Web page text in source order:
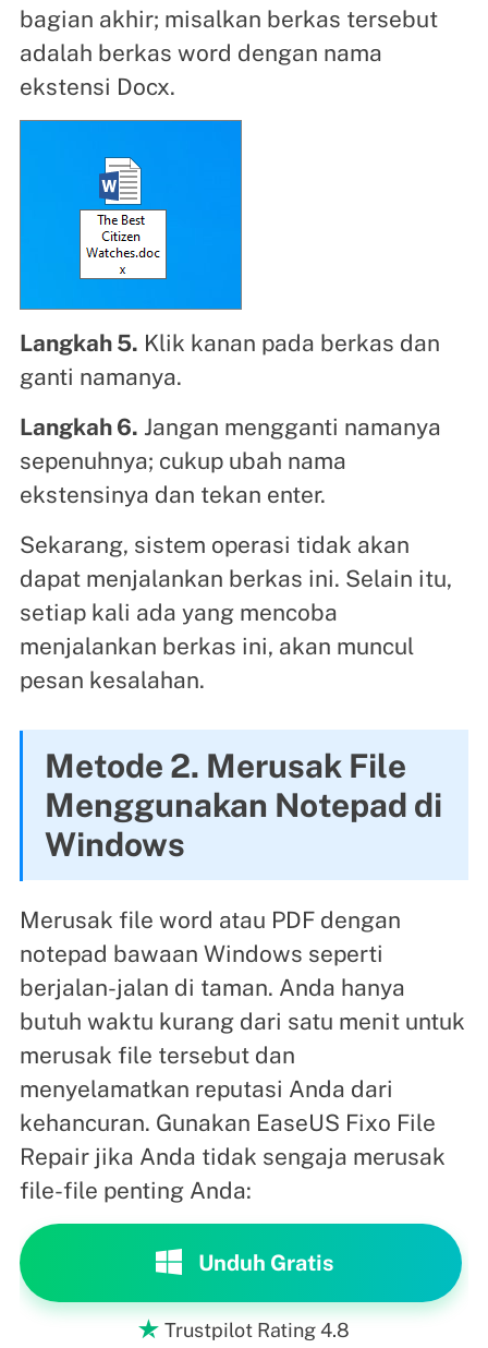
bagian akhir; misalkan berkas tersebut
adalah berkas word dengan nama
ekstensi Docx.
Langkah 5. Klik kanan pada berkas dan
ganti namanya.
Langkah 6. Jangan mengganti namanya
sepenuhnya; cukup ubah nama
ekstensinya dan tekan enter.
Sekarang, sistem operasi tidak akan
dapat menjalankan berkas ini. Selain itu,
setiap kali ada yang mencoba
menjalankan berkas ini, akan muncul
pesan kesalahan.
Metode 2. Merusak File
Menggunakan Notepad di
Windows
Merusak file word atau PDF dengan
notepad bawaan Windows seperti
berjalan-jalan di taman. Anda hanya
butuh waktu kurang dari satu menit untuk
merusak file tersebut dan
menyelamatkan reputasi Anda dari
kehancuran. Gunakan EaseUS Fixo File
Repair jika Anda tidak sengaja merusak
file-file penting Anda:
Unduh Gratis
 Trustpilot Rating 4.8